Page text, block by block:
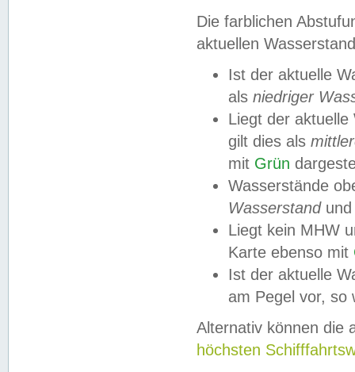
Die farblichen
aktuellen
Ist der aktuelle
als niedriger
Liegt der
gilt dies als
mit Grün
Wasserstände
Wasserstandund
Liegt kein MHW
Karte ebenso mit
Ist der aktuelle
am Pegel vor,
Alternativ können die
höchsten